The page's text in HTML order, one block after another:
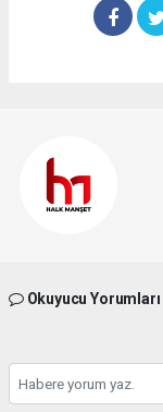
Okuyucu Yorumları